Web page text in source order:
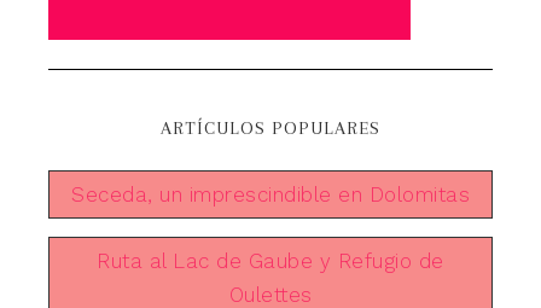
ARTÍCULOS POPULARES
Seceda, un imprescindible en Dolomitas
Ruta al Lac de Gaube y Refugio de
Oulettes